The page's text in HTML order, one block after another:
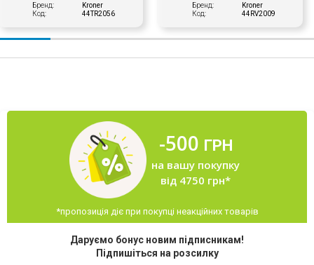
Бренд:
Код:
Kroner
44TR2056
Бренд:
Код:
Kroner
44RV2009
-500 ГРН
на вашу покупку
від 4750 грн*
*пропозиція діє при покупці неакційних товарів
Даруємо бонус новим підписникам!
Підпишіться на розсилку